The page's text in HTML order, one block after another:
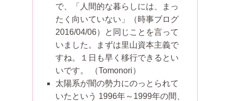
で、「人間的な暮らしには、まっ
たく向いていない」（時事ブログ
2016/04/06）と同じことを言って
いました。まずは里山資本主義で
すね。１日も早く移行できるとい
いです。
（Tomonori）
太陽系が闇の勢力にのっとられて
いたという 1996年～1999年の間、